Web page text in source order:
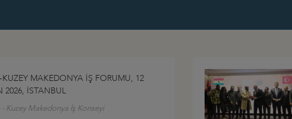
KUZEY MAKEDONYA İŞ FORUMU, 12
2026, İSTANBUL
- Kuzey Makedonya İş Konseyi